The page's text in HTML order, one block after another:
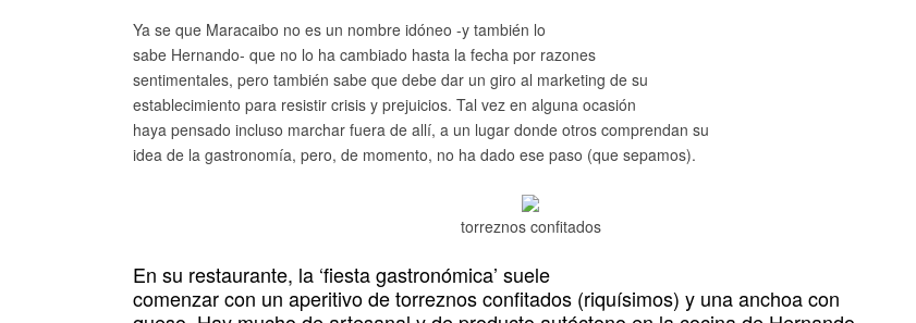
Ya se que Maracaibo no es un nombre idóneo -y también lo
sabe Hernando- que no lo ha cambiado hasta la fecha por razones
sentimentales, pero también sabe que debe dar un giro al marketing de su
establecimiento para resistir crisis y prejuicios. Tal vez en alguna ocasión
haya pensado incluso marchar fuera de allí, a un lugar donde otros comprendan su
idea de la gastronomía, pero, de momento, no ha dado ese paso (que sepamos).
torreznos confitados
En su restaurante, la ‘fiesta gastronómica’ suele
comenzar con un aperitivo de torreznos confitados (riquísimos) y una anchoa con